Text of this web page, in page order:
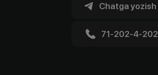
Chatga yozish
71-202-4-202